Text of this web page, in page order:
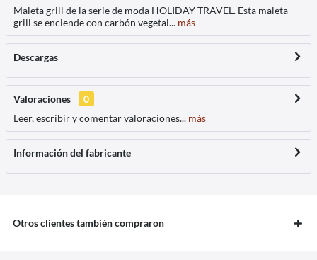
Maleta grill de la serie de moda HOLIDAY TRAVEL. Esta maleta
grill se enciende con carbón vegetal... más
Descargas
Valoraciones
0
Leer, escribir y comentar valoraciones... más
Información del fabricante
Otros clientes también compraron